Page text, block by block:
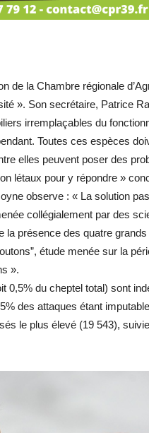
de la Chambre régionale
». Son secrétaire, Patrice
irremplaçables du
Toutes ces espèces
elles peuvent poser des
létaux pour y répondre »
observe : « La solution
collégialement par des
la présence des quatre
étude menée sur la
».
0,5% du cheptel total) sont
des attaques étant
le plus élevé (19 543),